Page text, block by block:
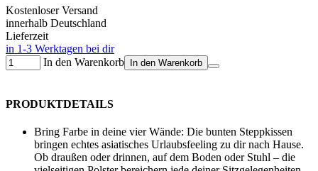
Kostenloser Versand
innerhalb Deutschland
Lieferzeit
in 1-3 Werktagen bei dir
In den Warenkorb
In den Warenkorb
PRODUKTDETAILS
Bring Farbe in deine vier Wände: Die bunten Steppkissen
bringen echtes asiatisches Urlaubsfeeling zu dir nach Hause.
Ob draußen oder drinnen, auf dem Boden oder Stuhl – die